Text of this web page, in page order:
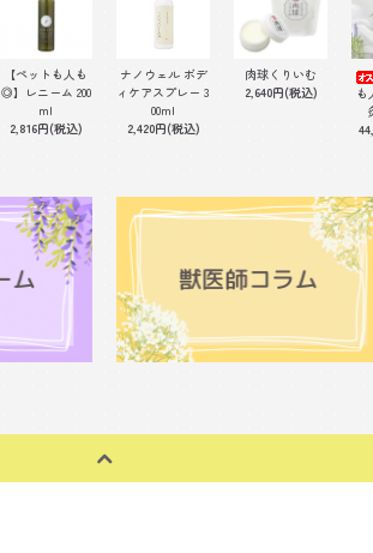
【ペットも人も
◎】レニーム 200
ml
2,816円(税込)
ナノウェル ボデ
ィケアスプレー 3
00ml
2,420円(税込)
肉球くりいむ
2,640円(税込)
も